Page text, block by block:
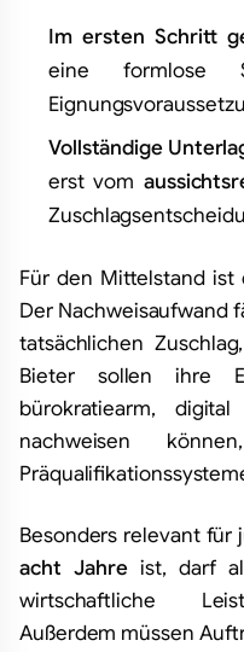
Im ersten Schritt
eine formlose
Vollständige
erst vom
Für den Mittelstand ist
Der Nachweisaufwand
tatsächlichen
Bieter sollen ihre
bürokratiearm,
nachweisen
Besonders relevant für
acht Jahreist, darf
wirtschaftliche
Außerdem müssen